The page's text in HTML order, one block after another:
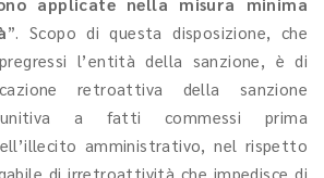
”. Scopo di questa disposizione, che
l’entità della sanzione, è di
retroattiva della sanzione
a fatti commessi prima
amministrativo, nel rispetto
di irretroattività che impedisce di